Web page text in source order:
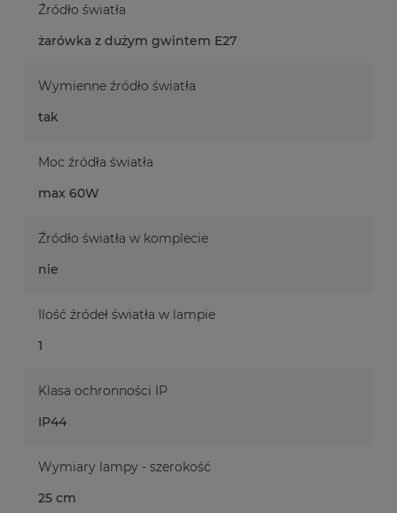
Źródło światła
żarówka z dużym gwintem E27
Wymienne źródło światła
tak
Moc źródła światła
max 60W
Źródło światła w komplecie
nie
Ilość źródeł światła w lampie
1
Klasa ochronności IP
IP44
Wymiary lampy - szerokość
25 cm